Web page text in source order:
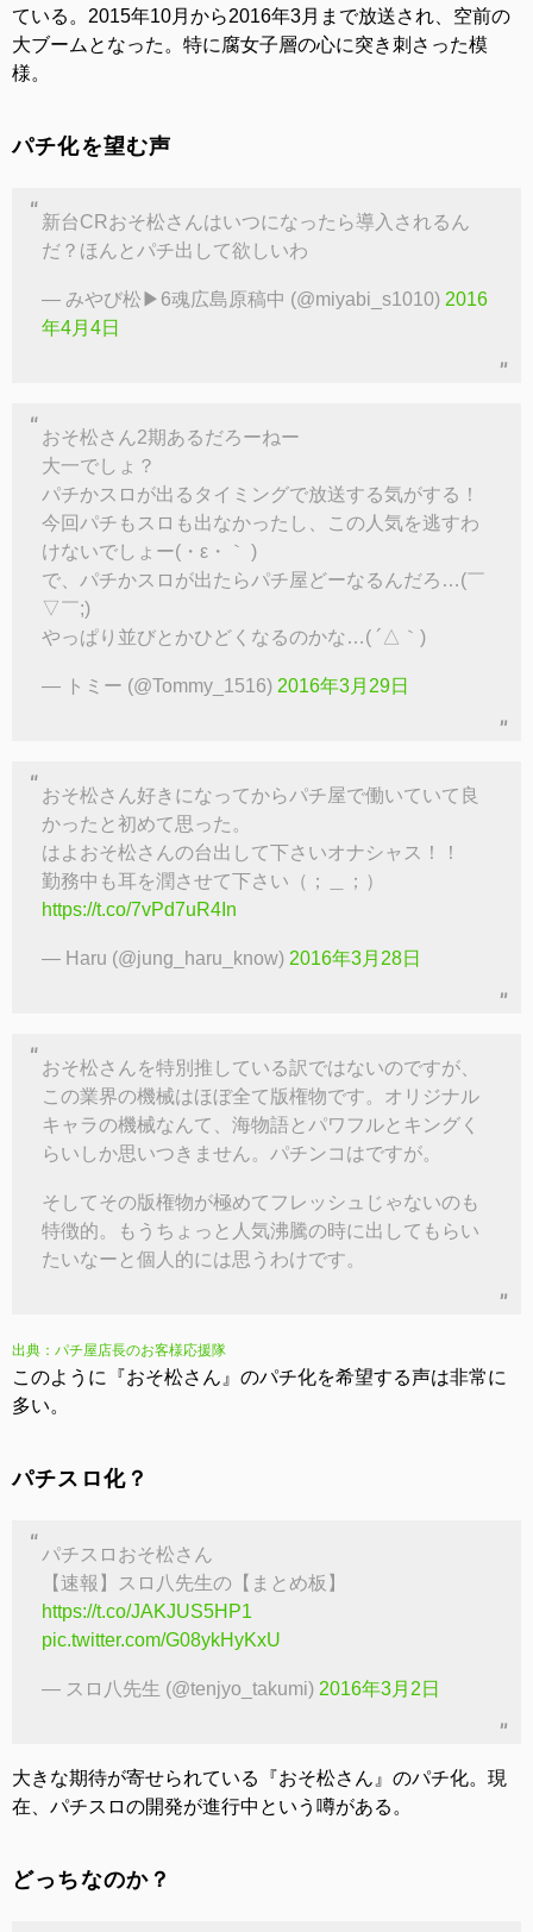
ている。2015年10月から2016年3月まで放送され、空前の
大ブームとなった。特に腐女子層の心に突き刺さった模
様。
パチ化を望む声
新台CRおそ松さんはいつになったら導入されるん
だ？ほんとパチ出して欲しいわ
— みやび松▶︎6魂広島原稿中 (@miyabi_s1010) 2016
年4月4日
おそ松さん2期あるだろーねー
大一でしょ？
パチかスロが出るタイミングで放送する気がする！
今回パチもスロも出なかったし、この人気を逃すわ
けないでしょー(・ε・｀ )
で、パチかスロが出たらパチ屋どーなるんだろ…(￣
▽￣;)
やっぱり並びとかひどくなるのかな…( ´△｀)
— トミー (@Tommy_1516) 2016年3月29日
おそ松さん好きになってからパチ屋で働いていて良
かったと初めて思った。
はよおそ松さんの台出して下さいオナシャス！！
勤務中も耳を潤させて下さい（；＿；）
https://t.co/7vPd7uR4In
— Haru (@jung_haru_know) 2016年3月28日
おそ松さんを特別推している訳ではないのですが、
この業界の機械はほぼ全て版権物です。オリジナル
キャラの機械なんて、海物語とパワフルとキングく
らいしか思いつきません。パチンコはですが。
そしてその版権物が極めてフレッシュじゃないのも
特徴的。もうちょっと人気沸騰の時に出してもらい
たいなーと個人的には思うわけです。
出典：パチ屋店長のお客様応援隊
このように『おそ松さん』のパチ化を希望する声は非常に
多い。
パチスロ化？
パチスロおそ松さん
【速報】スロ八先生の【まとめ板】
https://t.co/JAKJUS5HP1
pic.twitter.com/G08ykHyKxU
— スロ八先生 (@tenjyo_takumi) 2016年3月2日
大きな期待が寄せられている『おそ松さん』のパチ化。現
在、パチスロの開発が進行中という噂がある。
どっちなのか？